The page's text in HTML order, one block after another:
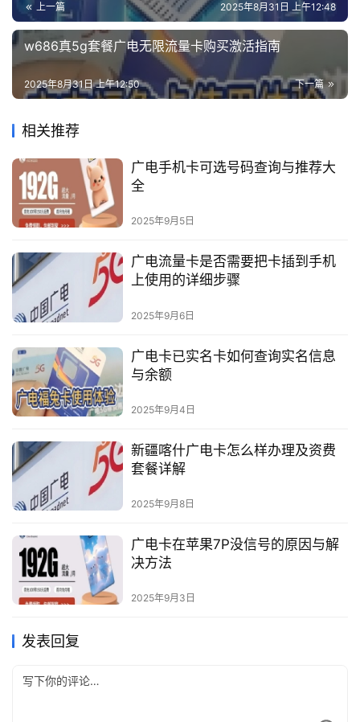
上一篇 2025年8月31日 上午12:48
w686真5g套餐广电无限流量卡购买激活指南
下一篇
2025年8月31日 上午12:50
相关推荐
广电手机卡可选号码查询与推荐大
全
2025年9月5日
广电流量卡是否需要把卡插到手机
上使用的详细步骤
2025年9月6日
广电卡已实名卡如何查询实名信息
与余额
2025年9月4日
新疆喀什广电卡怎么样办理及资费
套餐详解
2025年9月8日
广电卡在苹果7P没信号的原因与解
决方法
2025年9月3日
发表回复